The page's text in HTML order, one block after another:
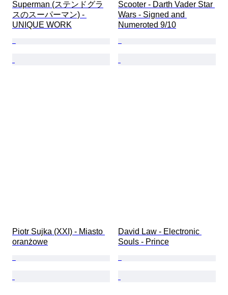
Superman (ステンドグラ
スのスーパーマン) -
UNIQUE WORK
Scooter - Darth Vader Star
Wars - Signed and
Numeroted 9/10
Piotr Sujka (XXI) - Miasto
oranżowe
David Law - Electronic
Souls - Prince